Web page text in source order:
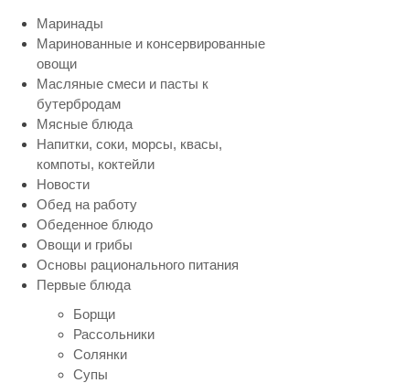
Маринады
Маринованные и консервированные
овощи
Масляные смеси и пасты к
бутербродам
Мясные блюда
Напитки, соки, морсы, квасы,
компоты, коктейли
Новости
Обед на работу
Обеденное блюдо
Овощи и грибы
Основы рационального питания
Первые блюда
Борщи
Рассольники
Солянки
Супы